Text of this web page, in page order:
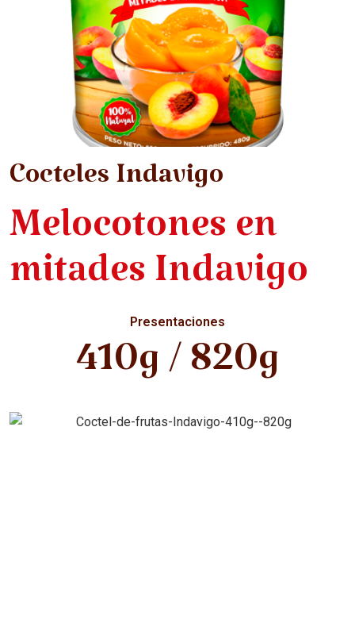
Cocteles Indavigo
Melocotones en
mitades Indavigo
Presentaciones
410g / 820g